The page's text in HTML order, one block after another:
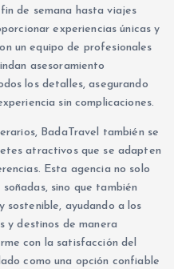
de semana hasta viajes
experiencias únicas y
un equipo de profesionales
asesoramiento
los detalles, asegurando
sin complicaciones.
BadaTravel también se
atractivos que se adapten
Esta agencia no solo
sino que también
sostenible, ayudando a los
y destinos de manera
con la satisfacción del
como una opción confiable